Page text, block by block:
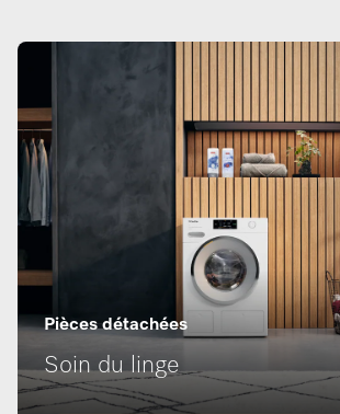
Pièces détachées
Soin du linge